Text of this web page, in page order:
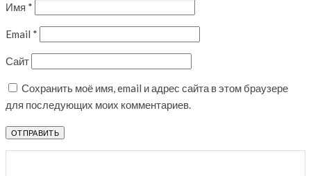
Имя *
Email *
Сайт
Сохранить моё имя, email и адрес сайта в этом браузере
для последующих моих комментариев.